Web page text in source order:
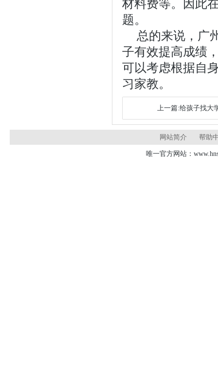
材料费等。因此
题。
总的来说，广
子有效提高成绩
可以考虑根据自
习家教。
上一篇:给孩子找大
网站简介 帮助
唯一官方网站：